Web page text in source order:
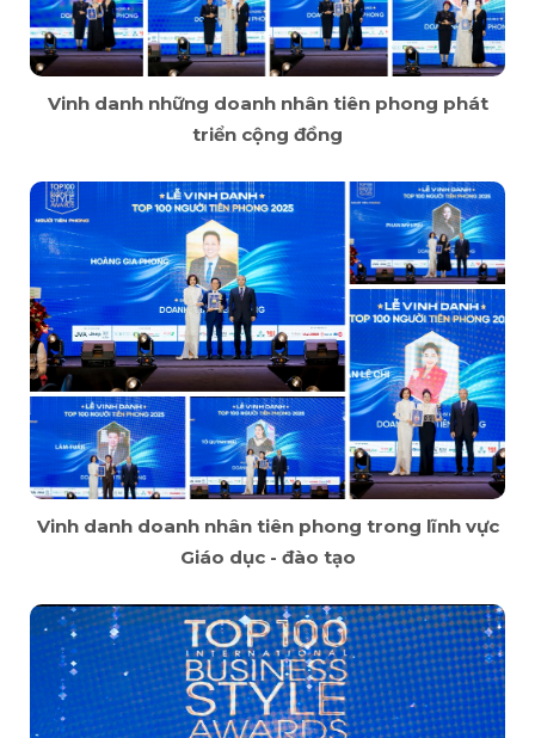
Vinh danh những doanh nhân tiên phong phát
triển cộng đồng
Vinh danh doanh nhân tiên phong trong lĩnh vực
Giáo dục - đào tạo